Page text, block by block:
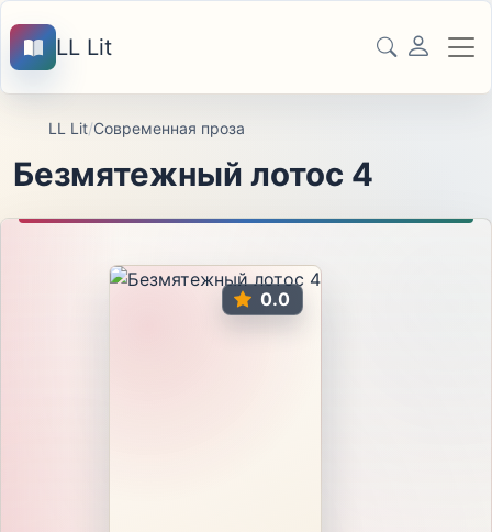
LL Lit
LL Lit/Современная проза
Безмятежный лотос 4
0.0